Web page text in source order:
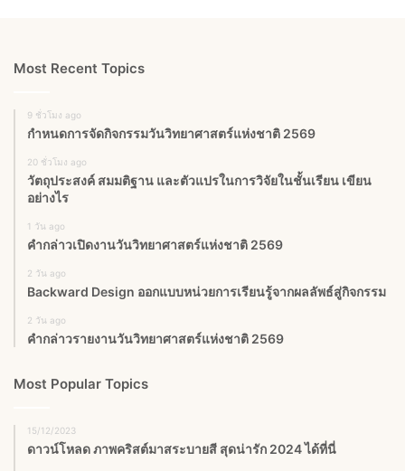
Most Recent Topics
9 ชั่วโมง ago
กำหนดการจัดกิจกรรมวันวิทยาศาสตร์แห่งชาติ 2569
20 ชั่วโมง ago
วัตถุประสงค์ สมมติฐาน และตัวแปรในการวิจัยในชั้นเรียน เขียน
อย่างไร
1 วัน ago
คำกล่าวเปิดงานวันวิทยาศาสตร์แห่งชาติ 2569
2 วัน ago
Backward Design ออกแบบหน่วยการเรียนรู้จากผลลัพธ์สู่กิจกรรม
2 วัน ago
คำกล่าวรายงานวันวิทยาศาสตร์แห่งชาติ 2569
Most Popular Topics
15/12/2023
ดาวน์โหลด ภาพคริสต์มาสระบายสี สุดน่ารัก 2024 ได้ที่นี่